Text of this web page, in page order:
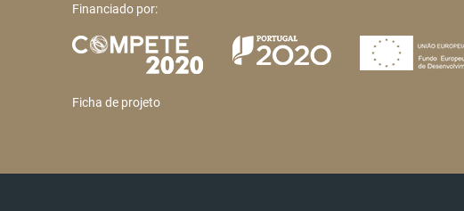
Financiado por:
Ficha de projeto